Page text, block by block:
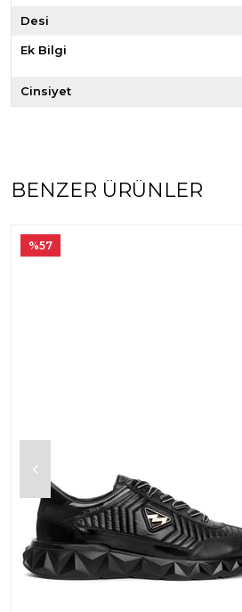
Desi
Ek Bilgi
Cinsiyet
BENZER ÜRÜNLER
%57